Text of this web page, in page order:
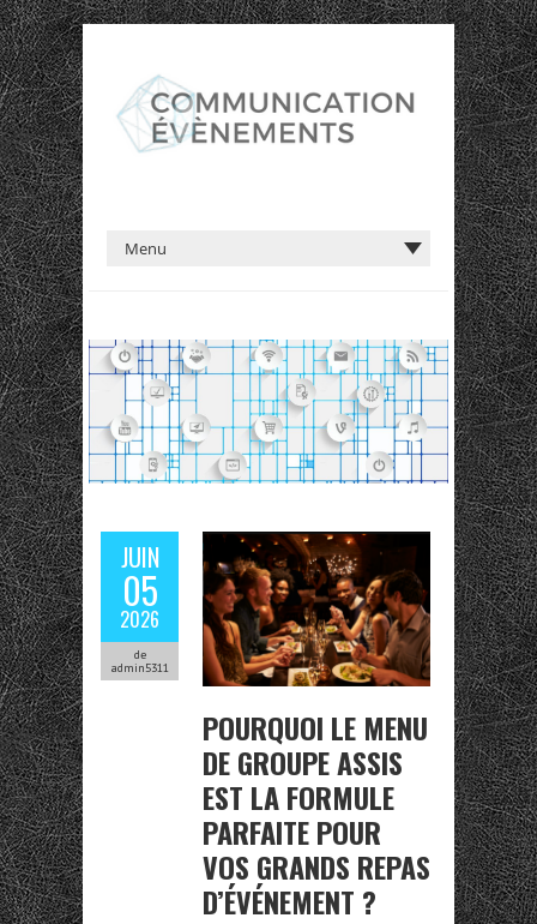
JUIN
05
2026
de
admin5311
POURQUOI LE MENU
DE GROUPE ASSIS
EST LA FORMULE
PARFAITE POUR
VOS GRANDS REPAS
D’ÉVÉNEMENT ?